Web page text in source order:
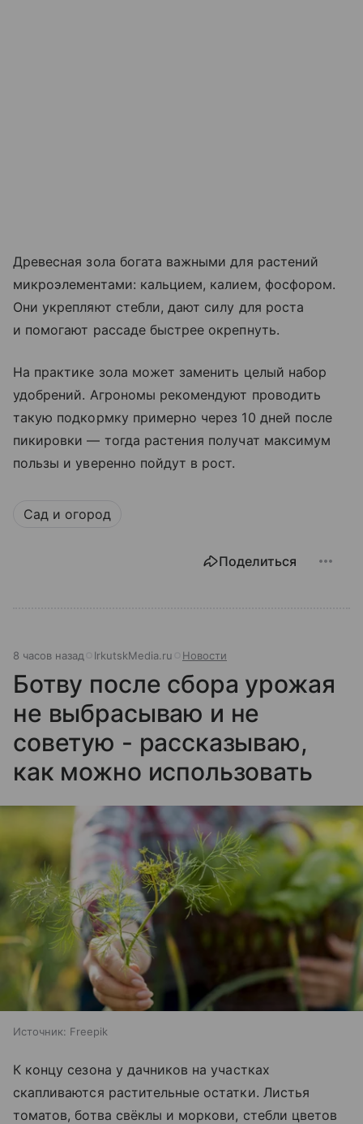
Древесная зола богата важными для растений
микроэлементами: кальцием, калием, фосфором.
Они укрепляют стебли, дают силу для роста
и помогают рассаде быстрее окрепнуть.
На практике зола может заменить целый набор
удобрений. Агрономы рекомендуют проводить
такую подкормку примерно через 10 дней после
пикировки — тогда растения получат максимум
пользы и уверенно пойдут в рост.
Сад и огород
Поделиться
8 часов назад IrkutskMedia.ru Новости
Ботву после сбора урожая
не выбрасываю и не
советую - рассказываю,
как можно использовать
Источник: Freepik
К концу сезона у дачников на участках
скапливаются растительные остатки. Листья
томатов, ботва свёклы и моркови, стебли цветов